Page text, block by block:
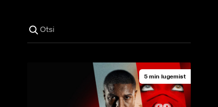
Otsi
5 min lugemist